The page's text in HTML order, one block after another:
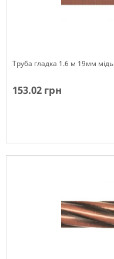
Труба гладка 1.6 м 19мм мідь
153.02 грн